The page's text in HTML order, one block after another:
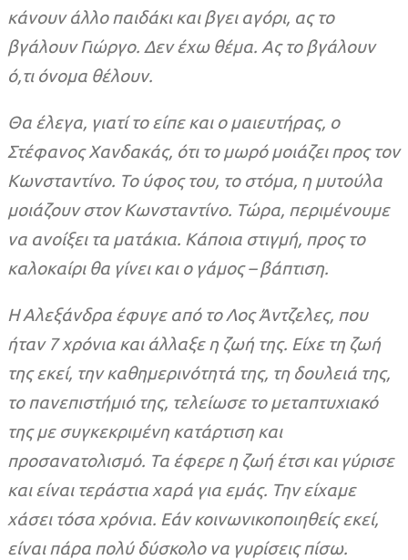
κάνουν άλλο παιδάκι και βγει αγόρι, ας το
βγάλουν Γιώργο. Δεν έχω θέμα. Ας το βγάλουν
ό,τι όνομα θέλουν.
Θα έλεγα, γιατί το είπε και ο μαιευτήρας, ο
Στέφανος Χανδακάς, ότι το μωρό μοιάζει προς τον
Κωνσταντίνο. Το ύφος του, το στόμα, η μυτούλα
μοιάζουν στον Κωνσταντίνο. Τώρα, περιμένουμε
να ανοίξει τα ματάκια. Κάποια στιγμή, προς το
καλοκαίρι θα γίνει και ο γάμος – βάπτιση.
Η Αλεξάνδρα έφυγε από το Λος Άντζελες, που
ήταν 7 χρόνια και άλλαξε η ζωή της. Είχε τη ζωή
της εκεί, την καθημερινότητά της, τη δουλειά της,
το πανεπιστήμιό της, τελείωσε το μεταπτυχιακό
της με συγκεκριμένη κατάρτιση και
προσανατολισμό. Τα έφερε η ζωή έτσι και γύρισε
και είναι τεράστια χαρά για εμάς. Την είχαμε
χάσει τόσα χρόνια. Εάν κοινωνικοποιηθείς εκεί,
είναι πάρα πολύ δύσκολο να γυρίσεις πίσω.